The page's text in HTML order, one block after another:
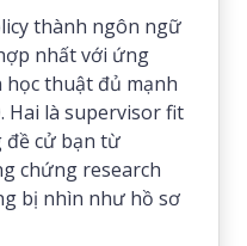
thành ngôn ngữ
nhất với ứng
học thuật đủ mạnh
Hai là supervisor fit
đề cử bạn từ
chứng research
bị nhìn như hồ sơ